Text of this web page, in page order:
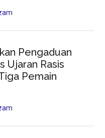
Pengaduan
Ujaran Rasis
Pemain